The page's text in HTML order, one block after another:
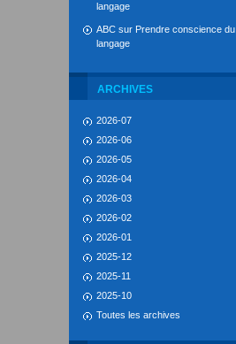
langage
ABC sur Prendre conscience du
langage
ARCHIVES
2026-07
2026-06
2026-05
2026-04
2026-03
2026-02
2026-01
2025-12
2025-11
2025-10
Toutes les archives